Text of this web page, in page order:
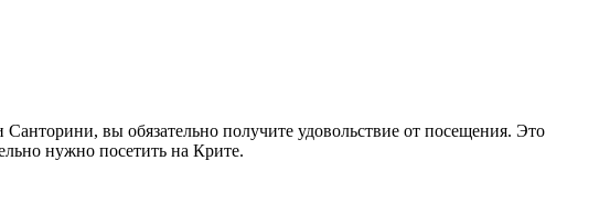
вы обязательно получите удовольствие от посещения. Это
нужно посетить на Крите.